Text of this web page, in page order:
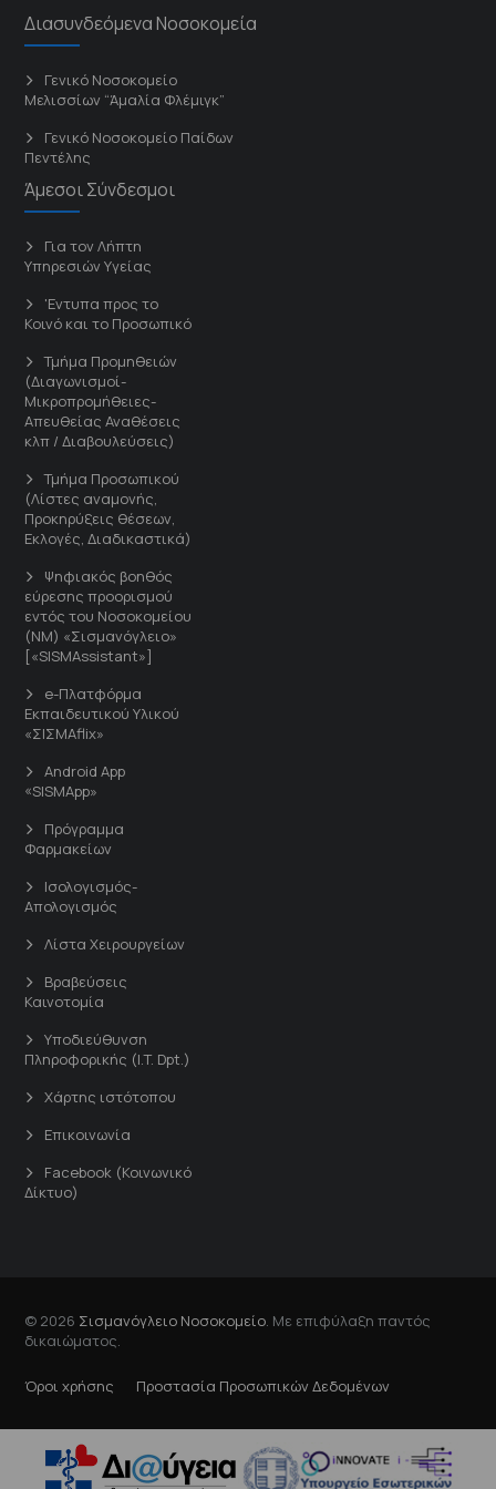
Διασυνδεόμενα Νοσοκομεία
Γενικό Νοσοκομείο
Μελισσίων “Άμαλία Φλέμιγκ”
Γενικό Νοσοκομείο Παίδων
Πεντέλης
Άμεσοι Σύνδεσμοι
Για τον Λήπτη
Υπηρεσιών Υγείας
'Εντυπα προς το
Κοινό και το Προσωπικό
Τμήμα Προμηθειών
(Διαγωνισμοί-
Μικροπρομήθειες-
Απευθείας Αναθέσεις
κλπ / Διαβουλεύσεις)
Τμήμα Προσωπικού
(Λίστες αναμονής,
Προκηρύξεις θέσεων,
Εκλογές, Διαδικαστικά)
Ψηφιακός βοηθός
εύρεσης προορισμού
εντός του Νοσοκομείου
(ΝΜ) «Σισμανόγλειο»
[«SISMAssistant»]
e-Πλατφόρμα
Εκπαιδευτικού Υλικού
«ΣΙΣΜΑflix»
Android App
«SISMApp»
Πρόγραμμα
Φαρμακείων
Ισολογισμός-
Απολογισμός
Λίστα Χειρουργείων
Βραβεύσεις
Καινοτομία
Υποδιεύθυνση
Πληροφορικής (I.T. Dpt.)
Χάρτης ιστότοπου
Επικοινωνία
Facebook (Κοινωνικό
Δίκτυο)
© 2026 Σισμανόγλειο Νοσοκομείο . Με επιφύλαξη παντός
δικαιώματος.
Όροι χρήσης Προστασία Προσωπικών Δεδομένων